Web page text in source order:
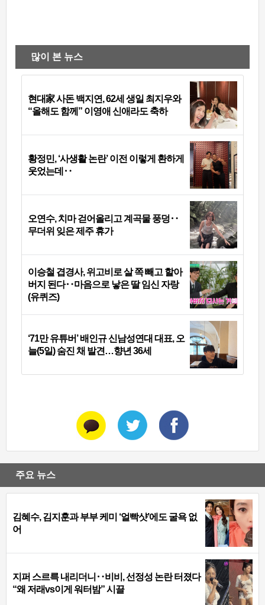
많이 본 뉴스
현대家 사돈 백지연, 62세 생일 최지우와
“올해도 함께” 이영애 신애라도 축하
황정민, ‘사생활 논란’ 이전 이렇게 환하게
웃었는데‥
오연수, 치마 걷어올리고 계곡물 풍덩‥
무더위 잊은 제주 휴가
이승철 겹경사, 위고비로 살 쪽 빼고 할아
버지 된다‥마음으로 낳은 딸 임신 자랑
(유퀴즈)
‘71만 유튜버’ 배인규 신남성연대 대표, 오
늘(5일) 숨진 채 발견…향년 36세
주요 뉴스
김혜수, 김지훈과 부부 케미 ‘얼빡샷’에도 굴욕 없
어
지퍼 스르륵 내리더니‥비비, 선정성 논란 터졌다
“왜 저래vs이게 워터밤” 시끌